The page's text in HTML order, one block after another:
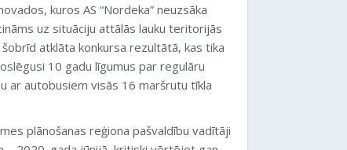
kuros AS “Nordeka” neuzsāka
uz situāciju attālās lauku teritorijās
atklāta konkursa rezultātā, kas tika
10 gadu līgumus par regulāru
ar autobusiem visās 16 maršrutu tīkla
plānošanas reģiona pašvaldību vadītāji